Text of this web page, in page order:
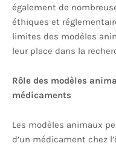
également de
éthiques et
limites des modèles
leur place dans la
Rôle des modèles
médicaments
Les modèles animaux
d’un médicament chez